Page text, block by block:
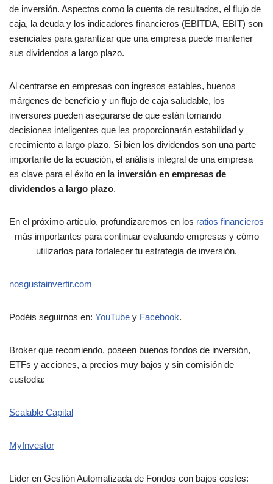
de inversión. Aspectos como la cuenta de resultados, el flujo de
caja, la deuda y los indicadores financieros (EBITDA, EBIT) son
esenciales para garantizar que una empresa puede mantener
sus dividendos a largo plazo.
Al centrarse en empresas con ingresos estables, buenos
márgenes de beneficio y un flujo de caja saludable, los
inversores pueden asegurarse de que están tomando
decisiones inteligentes que les proporcionarán estabilidad y
crecimiento a largo plazo. Si bien los dividendos son una parte
importante de la ecuación, el análisis integral de una empresa
es clave para el éxito en la inversión en empresas de
dividendos a largo plazo.
En el próximo artículo, profundizaremos en los ratios financieros
más importantes para continuar evaluando empresas y cómo
utilizarlos para fortalecer tu estrategia de inversión.
nosgustainvertir.com
Podéis seguirnos en: YouTube y Facebook.
Broker que recomiendo, poseen buenos fondos de inversión,
ETFs y acciones, a precios muy bajos y sin comisión de
custodia:
Scalable Capital
MyInvestor
Líder en Gestión Automatizada de Fondos con bajos costes: